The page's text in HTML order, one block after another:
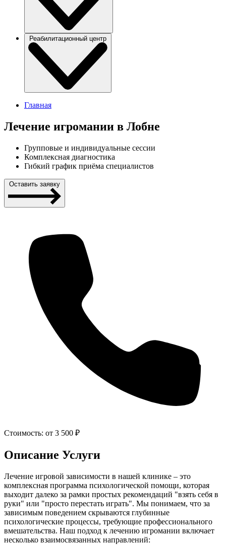
Реабилитационный центр
Главная
Лечение игромании в Лобне
Групповые и индивидуальные сессии
Комплексная диагностика
Гибкий график приёма специалистов
Оставить заявку
Стоимость: от 3 500 ₽
Описание Услуги
Лечение игровой зависимости в нашей клинике – это
комплексная программа психологической помощи, которая
выходит далеко за рамки простых рекомендаций "взять себя в
руки" или "просто перестать играть". Мы понимаем, что за
зависимым поведением скрываются глубинные
психологические процессы, требующие профессионального
вмешательства. Наш подход к лечению игромании включает
несколько взаимосвязанных направлений: